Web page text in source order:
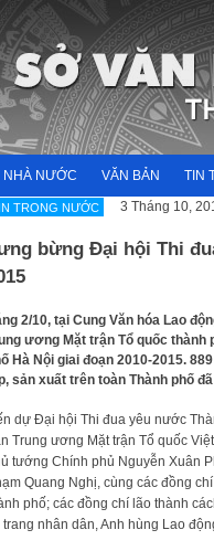
NHÀ NƯỚC VĂN BẢN TIN
TRONG NƯỚC 3 Tháng 10,
bừng Đại hội Thi
2/10, tại Cung Văn hóa Lao
ương Mặt trận Tổ quốc
Hà Nội giai đoạn 2010-2015.
sản xuất trên toàn Thành phố
dự Đại hội Thi đua yêu nước
Trung ương Mặt trận Tổ quốc
tướng Chính phủ Nguyễn Xuân
Quang Nghị, cùng các đồng
phố; các đồng chí lão thành
trang nhân dân, Anh hùng Lao